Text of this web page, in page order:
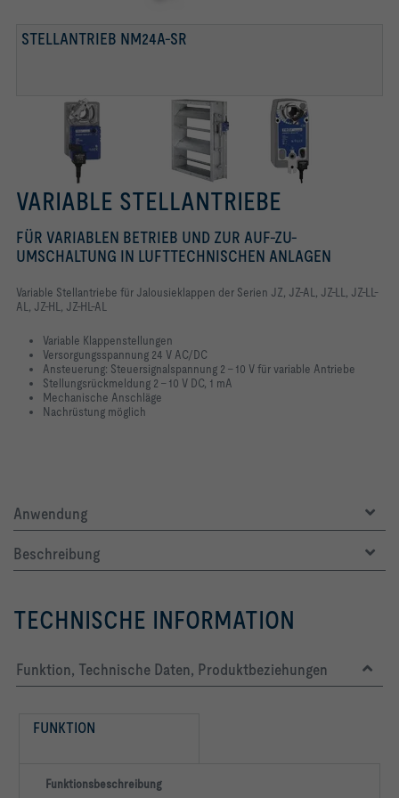
STELLANTRIEB NM24A-SR
VARIABLE STELLANTRIEBE
FÜR VARIABLEN BETRIEB UND ZUR AUF-ZU-
UMSCHALTUNG IN LUFTTECHNISCHEN ANLAGEN
Variable Stellantriebe für Jalousieklappen der Serien JZ, JZ-AL, JZ-LL, JZ-LL-
AL, JZ-HL, JZ-HL-AL
Variable Klappenstellungen
Versorgungsspannung 24 V AC/DC
Ansteuerung: Steuersignalspannung 2 – 10 V für variable Antriebe
Stellungsrückmeldung 2 – 10 V DC, 1 mA
Mechanische Anschläge
Nachrüstung möglich
Anwendung
Beschreibung
TECHNISCHE INFORMATION
Funktion, Technische Daten, Produktbeziehungen
FUNKTION
Funktionsbeschreibung